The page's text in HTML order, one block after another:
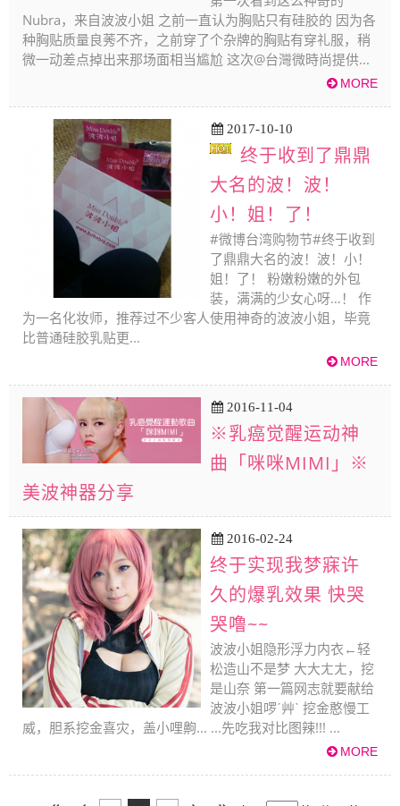
Nubra，来自波波小姐 之前一直认为胸贴只有硅胶的 因为各
种胸贴质量良莠不齐，之前穿了个杂牌的胸贴有穿礼服，稍
微一动差点掉出来那场面相当尴尬 这次@台灣微時尚提供...
2017-10-10
终于收到了鼎鼎
大名的波！波！
小！姐！了！
#微博台湾购物节#终于收到
了鼎鼎大名的波！波！小！
姐！了！ 粉嫩粉嫩的外包
装，满满的少女心呀…！ 作
为一名化妆师，推荐过不少客人使用神奇的波波小姐，毕竟
比普通硅胶乳贴更...
2016-11-04
※乳癌觉醒运动神
曲「咪咪MIMI」※
美波神器分享
2016-02-24
终于实现我梦寐许
久的爆乳效果 快哭
哭噜~~
波波小姐隐形浮力内衣←轻
松造山不是梦 大大ㄤㄤ，挖
是山奈 第一篇网志就要献给
波波小姐啰ˊ艸ˋ 挖金憨慢工
威，胆系挖金喜灾，盖小哩齁... ...先吃我对比图辣!!! ...